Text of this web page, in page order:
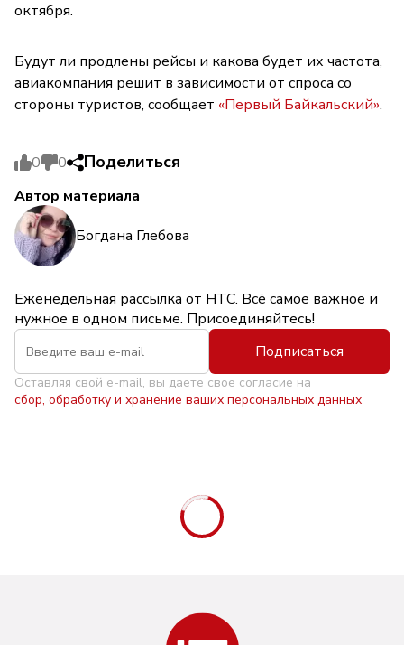
октября.
Будут ли продлены рейсы и какова будет их частота,
авиакомпания решит в зависимости от спроса со
стороны туристов, сообщает «Первый Байкальский».
0 0 Поделиться
Автор материала
Богдана Глебова
Еженедельная рассылка от НТС. Всё самое важное и
нужное в одном письме. Присоединяйтесь!
Подписаться
Оставляя свой e-mail, вы даете свое согласие на
сбор, обработку и хранение ваших персональных данных